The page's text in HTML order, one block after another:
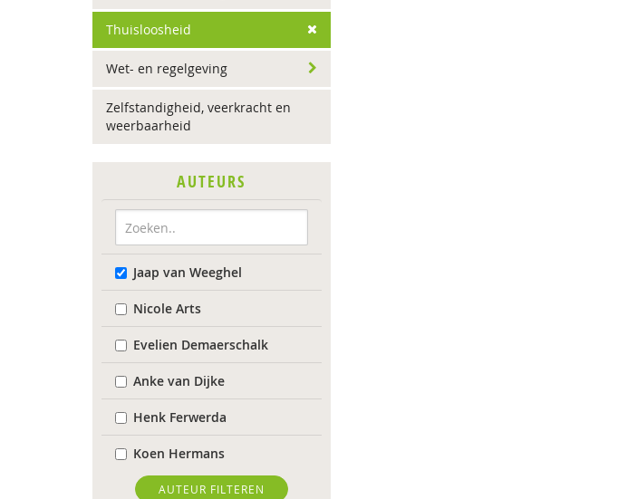
Thuisloosheid
Wet- en regelgeving
Zelfstandigheid, veerkracht en
weerbaarheid
AUTEURS
Jaap van Weeghel
Nicole Arts
Evelien Demaerschalk
Anke van Dijke
Henk Ferwerda
Koen Hermans
Max Huber
AUTEUR FILTEREN